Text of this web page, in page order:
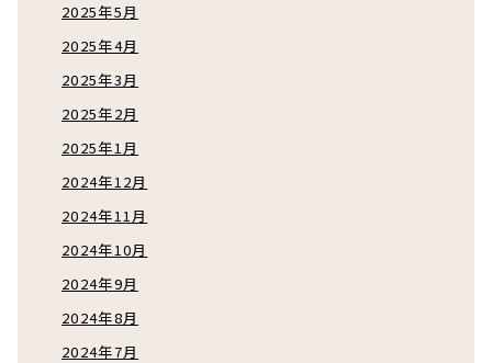
2025年5月
2025年4月
2025年3月
2025年2月
2025年1月
2024年12月
2024年11月
2024年10月
2024年9月
2024年8月
2024年7月